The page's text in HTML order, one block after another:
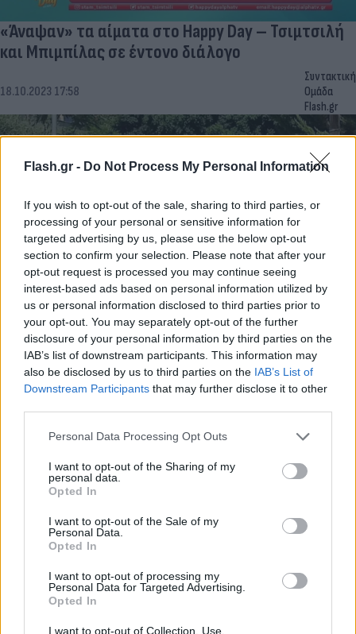
Flash.gr - Do Not Process My Personal Information
If you wish to opt-out of the sale, sharing to third parties, or
processing of your personal or sensitive information for
targeted advertising by us, please use the below opt-out
section to confirm your selection. Please note that after your
opt-out request is processed you may continue seeing
interest-based ads based on personal information utilized by
us or personal information disclosed to third parties prior to
your opt-out. You may separately opt-out of the further
disclosure of your personal information by third parties on the
IAB’s list of downstream participants. This information may
also be disclosed by us to third parties on the IAB’s List of
Downstream Participants that may further disclose it to other
Please note that this website/app uses one or more Google
not limited to your visit or usage behaviour. You may click to
grant or deny consent to Google and its third-party tags to
use your data for below specified purposes in below Google
consent section.
Personal Data Processing Opt Outs
I want to opt-out of the Sharing of my
personal data.
Opted In
I want to opt-out of the Sale of my
Personal Data.
Opted In
I want to opt-out of processing my
Personal Data for Targeted Advertising.
Opted In
I want to opt-out of Collection, Use,
«Άναψαν» τα αίματα στο Happy Day – Τσιμτσιλή
και Μπιμπίλας σε έντονο διάλογο
18.10.2023 17:58
Συντακτική
Ομάδα
Flash.gr
Κρήτη: Άγριο ξύλο μεταξύ οικογενειών σε
νοσοκομείο – Πέντε τραυματίες και οκτώ
συλλήψεις
28.08.2023 21:50
Εύη
Ηράκλειο: Σεκιούριτι ξυλοκόπησε άγρια ξεναγό –